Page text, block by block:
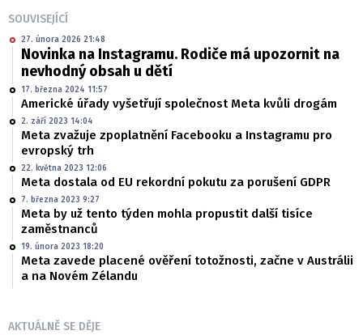
SOUVISEJÍCÍ
27. února 2026 21:48
Novinka na Instagramu. Rodiče má upozornit na
nevhodný obsah u dětí
17. března 2024 11:57
Americké úřady vyšetřují společnost Meta kvůli drogám
2. září 2023 14:04
Meta zvažuje zpoplatnění Facebooku a Instagramu pro
evropský trh
22. května 2023 12:06
Meta dostala od EU rekordní pokutu za porušení GDPR
7. března 2023 9:27
Meta by už tento týden mohla propustit další tisíce
zaměstnanců
19. února 2023 18:20
Meta zavede placené ověření totožnosti, začne v Austrálii
a na Novém Zélandu
AKTUÁLNĚ SE DĚJE